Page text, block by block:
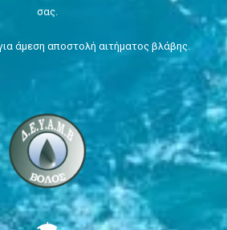
σας.
άμεση αποστολή αιτήματος βλάβης.